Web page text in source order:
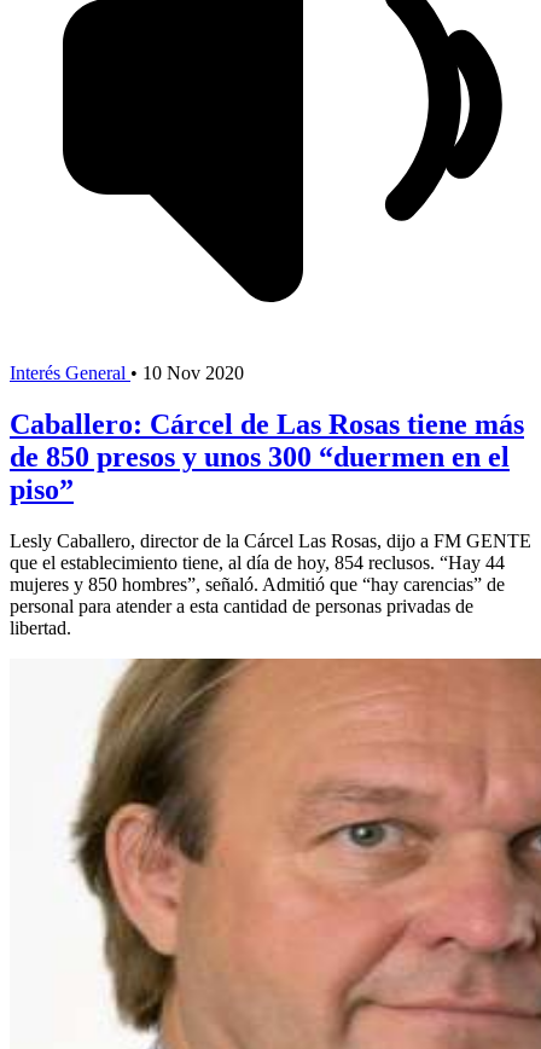
Interés General • 10 Nov 2020
Caballero: Cárcel de Las Rosas tiene más
de 850 presos y unos 300 “duermen en el
piso”
Lesly Caballero, director de la Cárcel Las Rosas, dijo a FM GENTE
que el establecimiento tiene, al día de hoy, 854 reclusos. “Hay 44
mujeres y 850 hombres”, señaló. Admitió que “hay carencias” de
personal para atender a esta cantidad de personas privadas de
libertad.